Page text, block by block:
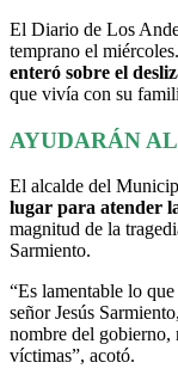
El Diario de Los
temprano el
enteró sobre el
que vivía con su
AYUDARÁN
El alcalde del
lugar para atender
magnitud de la
Sarmiento.
“Es lamentable lo
señor Jesús
nombre del gobierno,
víctimas”, acotó.